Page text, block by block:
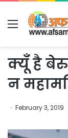
Menu
क्यूँ है
न
February 3, 2019